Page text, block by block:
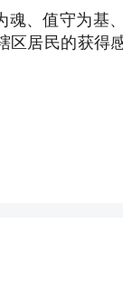
魂、值守为基
区居民的获得